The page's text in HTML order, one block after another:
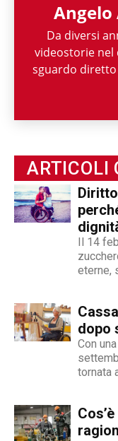
Angelo
Da diversi
videostorie nel
sguardo
esperienza nel
e
sua impronta
dei temi
deboli della
curiosità.
redattore
ARTICOLI
Il 14
eterne,
ma...
dopo
Con
tornata
che, a
non è